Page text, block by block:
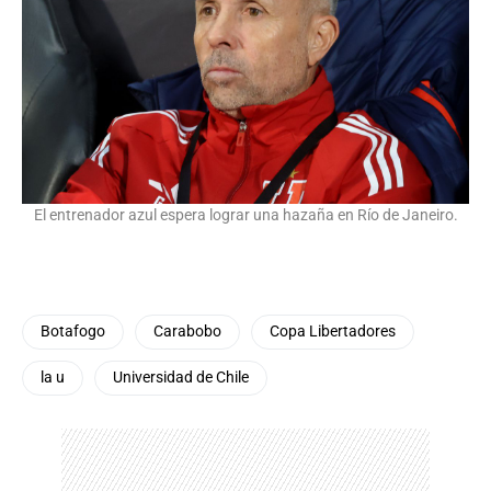
El entrenador azul espera lograr una hazaña en Río de Janeiro.
Botafogo Carabobo Copa Libertadores
la u Universidad de Chile